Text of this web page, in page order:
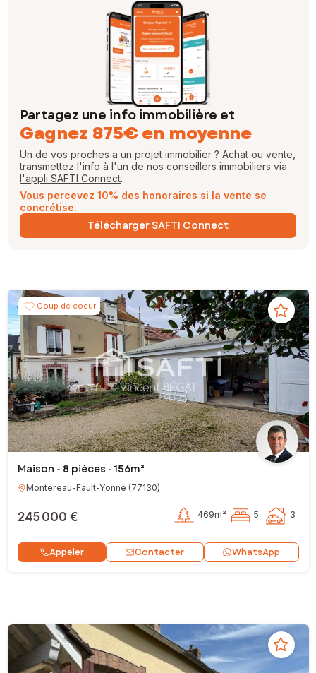
Partagez une info immobilière et
Gagnez 875€ en moyenne
Un de vos proches a un projet immobilier ? Achat ou vente,
transmettez l'info à l'un de nos conseillers immobiliers via
l'appli SAFTI Connect.
Vous percevez 10% des honoraires si la vente se
concrétise.
Télécharger SAFTI Connect
Coup de coeur
Maison - 8 pièces - 156m²
Montereau-Fault-Yonne (77130)
245 000 € 469m² 5 3
Appeler Contacter WhatsApp